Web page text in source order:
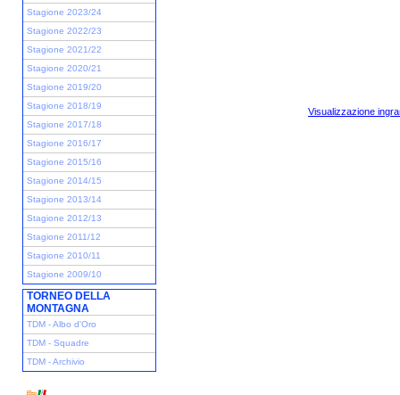
Stagione 2023/24
Stagione 2022/23
Stagione 2021/22
Stagione 2020/21
Stagione 2019/20
Stagione 2018/19
Stagione 2017/18
Stagione 2016/17
Stagione 2015/16
Stagione 2014/15
Stagione 2013/14
Stagione 2012/13
Stagione 2011/12
Stagione 2010/11
Stagione 2009/10
TORNEO DELLA
MONTAGNA
TDM - Albo d'Oro
TDM - Squadre
TDM - Archivio
Visualizzazione